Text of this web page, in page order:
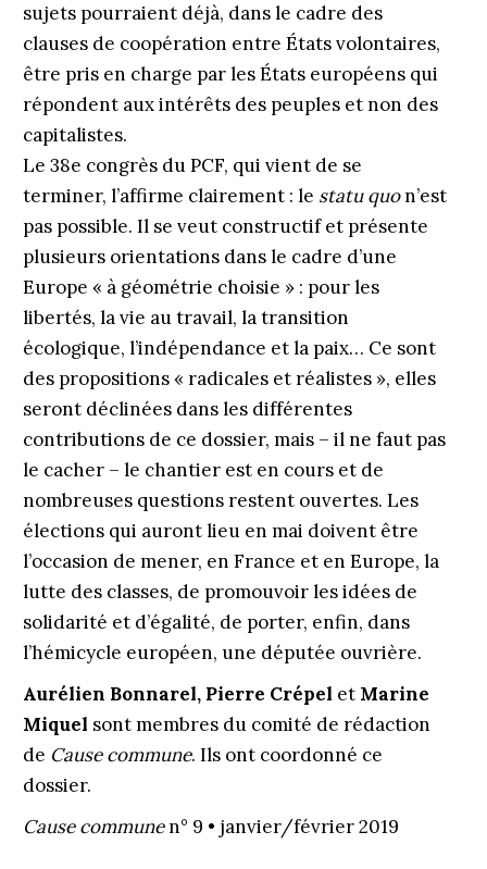
sujets pourraient déjà, dans le cadre des
clauses de coopération entre États volontaires,
être pris en charge par les États européens qui
répondent aux intérêts des peuples et non des
capitalistes.
Le 38e congrès du PCF, qui vient de se
terminer, l’affirme clairement : le statu quon’est
pas possible. Il se veut constructif et présente
plusieurs orientations dans le cadre d’une
Europe « à géométrie choisie » : pour les
libertés, la vie au travail, la transition
écologique, l’indépendance et la paix… Ce sont
des propositions « radicales et réalistes », elles
seront déclinées dans les différentes
contributions de ce dossier, mais – il ne faut pas
le cacher – le chantier est en cours et de
nombreuses questions restent ouvertes. Les
élections qui auront lieu en mai doivent être
l’occasion de mener, en France et en Europe, la
lutte des classes, de promouvoir les idées de
solidarité et d’égalité, de porter, enfin, dans
l’hémicycle européen, une députée ouvrière.
Aurélien Bonnarel, Pierre Crépel et Marine
Miquel sont membres du comité de rédaction
de Cause commune. Ils ont coordonné ce
dossier.
Cause communen° 9 • janvier/février 2019